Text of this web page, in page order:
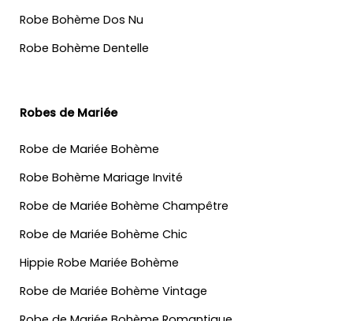
Robe Bohème Dos Nu
Robe Bohème Dentelle
Robes de Mariée
Robe de Mariée Bohème
Robe Bohème Mariage Invité
Robe de Mariée Bohème Champêtre
Robe de Mariée Bohème Chic
Hippie Robe Mariée Bohème
Robe de Mariée Bohème Vintage